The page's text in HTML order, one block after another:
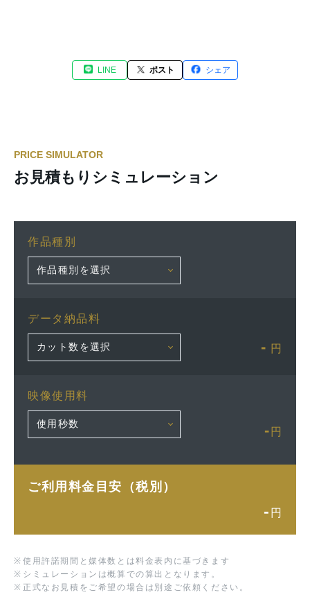
LINE ポスト シェア
PRICE SIMULATOR
お見積もりシミュレーション
作品種別
データ納品料
- 円
映像使用料
- 円
ご利用料金目安（税別）
- 円
※ 使用許諾期間と媒体数とは料金表内に基づきます
※ シミュレーションは概算での算出となります。
※ 正式なお見積をご希望の場合は別途ご依頼ください。